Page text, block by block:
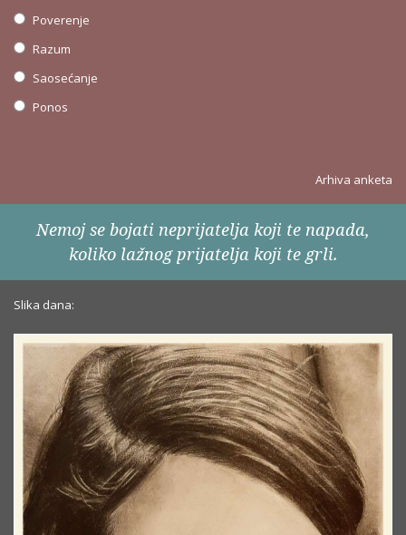
Poverenje
Razum
Saosećanje
Ponos
Arhiva anketa
Nemoj se bojati neprijatelja koji te napada,
koliko lažnog prijatelja koji te grli.
Slika dana: